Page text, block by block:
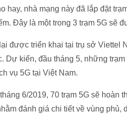
hay, nhà mạng này đã lắp đặt
Đây là một trong 3 trạm 5G sẽ
được triển khai tại trụ sở Viettel
Dự kiến, đầu tháng 5, những
vụ 5G tại Việt Nam.
6/2019, 70 trạm 5G sẽ hoàn
đánh giá chi tiết về vùng